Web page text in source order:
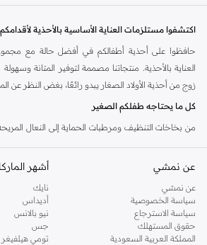
اكتشفوا مستلزمات العناية الأساسية بالأحذية
حافظوا على أحذية أطفالكم في أفضل حالة مع
العناية بالأحذية. منتجاتنا مصممة لتوفير المتانة
زوج من أحذية الأولاد الصغار يبدو رائعًا، بغض النظر عن
كل ما يحتاجه طفلكم الصغير
من بخاخات التنظيف ومرطبات الحماية إلى النعال المريحة
الرقيقة والأقدام الصغيرة النشطة.
حافظوا على الأحذية نظيفة ومنتعشة
استكشفوا مجموعتنا من حلول التنظيف المصممة
الفرش اللطيفة والمنظفات الفعالة على إزالة الأوساخ
وعمر أحذيته المفضلة.
عن نمشي
عن نمشي
سياسة الخصوصية
سياسة الاسترجاع
حقوق المستهلك
المملكة العربية السعودية
أشهر
نايك
أديداس
نيو بالانس
جس
تومي هيلفيغر